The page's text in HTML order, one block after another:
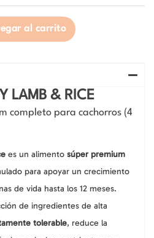
al carrito
LAMB & RICE
completo para cachorros (4
es un alimento súper premium
para apoyar un crecimiento
de vida hasta los 12 meses.
de ingredientes de alta
tolerable, reduce la